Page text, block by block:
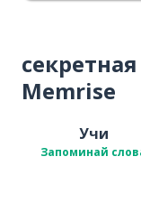
Memrise
Учи
Запоминай